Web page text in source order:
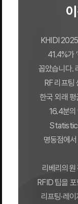
KHIDI
41.4%가
꼽았습니다.
RF 리프팅
한국 외래
16.4분
명동점에
리베리의원
RFID 팁을
리프팅·레